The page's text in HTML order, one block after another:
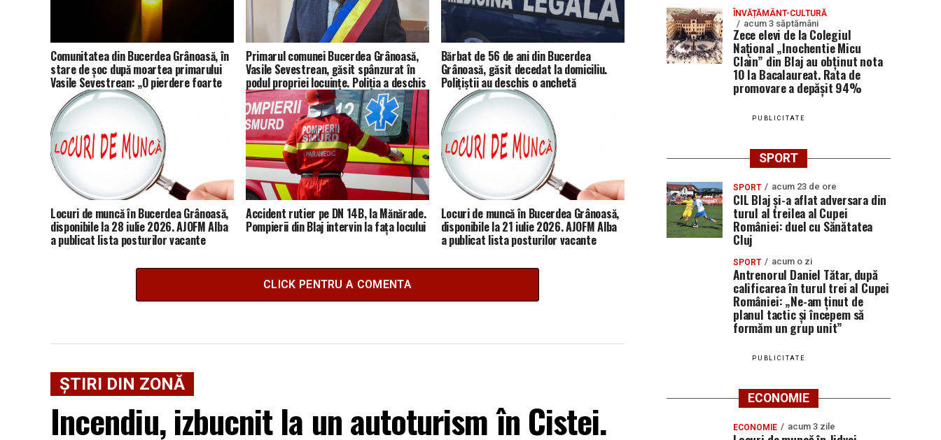
Comunitatea din Bucerdea Grânoasă, în
stare de șoc după moartea primarului
Vasile Sevestrean: „O pierdere foarte
grea pentru comună, vecini și familie”
Primarul comunei Bucerdea Grânoasă,
Vasile Sevestrean, găsit spânzurat în
podul propriei locuințe. Poliția a deschis
o anchetă
Bărbat de 56 de ani din Bucerdea
Grânoasă, găsit decedat la domiciliu.
Polițiștii au deschis o anchetă
Locuri de muncă în Bucerdea Grânoasă,
disponibile la 28 iulie 2026. AJOFM Alba
a publicat lista posturilor vacante
Accident rutier pe DN 14B, la Mănărade.
Pompierii din Blaj intervin la fața locului
Locuri de muncă în Bucerdea Grânoasă,
disponibile la 21 iulie 2026. AJOFM Alba
a publicat lista posturilor vacante
CLICK PENTRU A COMENTA
ȘTIRI DIN ZONĂ
Incendiu, izbucnit la un autoturism în Cistei.
ÎNVĂȚĂMÂNT-CULTURĂ
acum 3 săptămâni
Zece elevi de la Colegiul
Național „Inochentie Micu
Clain” din Blaj au obținut nota
10 la Bacalaureat. Rata de
promovare a depășit 94%
PUBLICITATE
SPORT
SPORT acum 23 de ore
CIL Blaj și-a aflat adversara din
turul al treilea al Cupei
României: duel cu Sănătatea
Cluj
SPORT acum o zi
Antrenorul Daniel Tătar, după
calificarea în turul trei al Cupei
României: „Ne-am ținut de
planul tactic și începem să
formăm un grup unit”
PUBLICITATE
ECONOMIE
ECONOMIE acum 3 zile